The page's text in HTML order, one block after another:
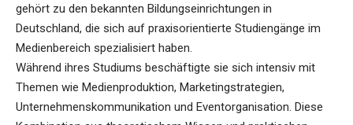
gehört zu den bekannten Bildungseinrichtungen in
Deutschland, die sich auf praxisorientierte Studiengänge im
Medienbereich spezialisiert haben.
Während ihres Studiums beschäftigte sie sich intensiv mit
Themen wie Medienproduktion, Marketingstrategien,
Unternehmenskommunikation und Eventorganisation. Diese